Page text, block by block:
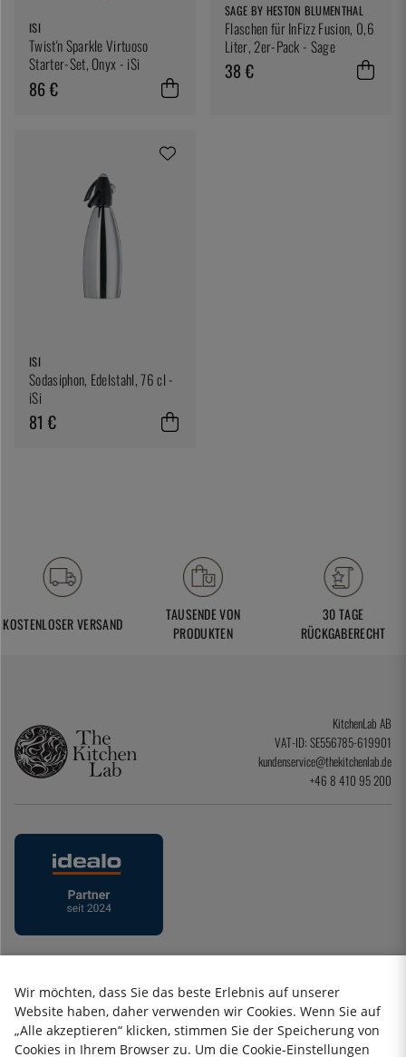
ISI
Twist'n Sparkle Virtuoso
Starter-Set, Onyx - iSi
86 €
SAGE BY HESTON BLUMENTHAL
Flaschen für InFizz Fusion, 0,6
Liter, 2er-Pack - Sage
38 €
ISI
Sodasiphon, Edelstahl, 76 cl -
iSi
81 €
KOSTENLOSER VERSAND
TAUSENDE VON
PRODUKTEN
30 TAGE
RÜCKGABERECHT
KitchenLab AB
VAT-ID: SE556785-619901
kundenservice@thekitchenlab.de
+46 8 410 95 200
Impressum
Allgemeine Geschäftsbedingungen
Geschenkkarte
Wir möchten, dass Sie das beste Erlebnis auf unserer
Website haben, daher verwenden wir Cookies. Wenn Sie auf
„Alle akzeptieren“ klicken, stimmen Sie der Speicherung von
Cookies in Ihrem Browser zu. Um die Cookie-Einstellungen